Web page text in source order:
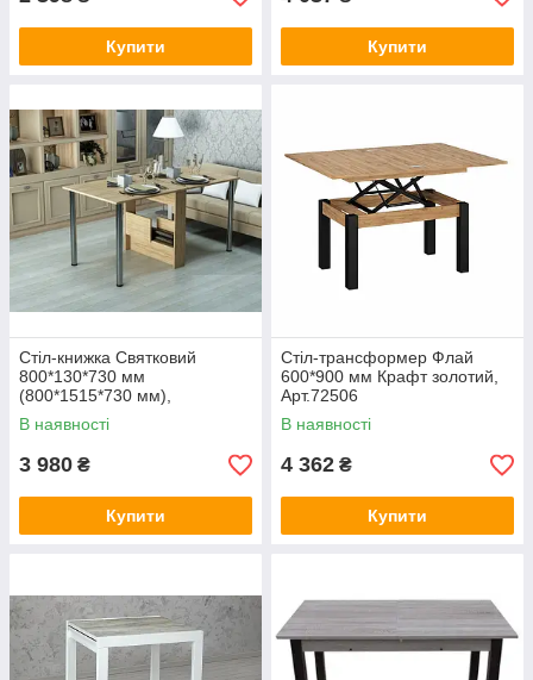
Купити Купити
Стіл-книжка Святковий
800*130*730 мм
(800*1515*730 мм),
Арт.41979
В наявності
3 980 ₴
Купити
Стіл-трансформер Флай
600*900 мм Крафт золотий,
Арт.72506
В наявності
4 362 ₴
Купити